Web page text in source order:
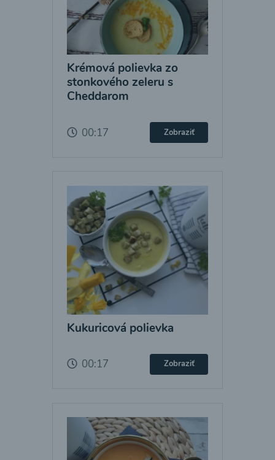
Krémová polievka zo
stonkového zeleru s
Cheddarom
00:17 Zobraziť
Kukuricová polievka
00:17 Zobraziť